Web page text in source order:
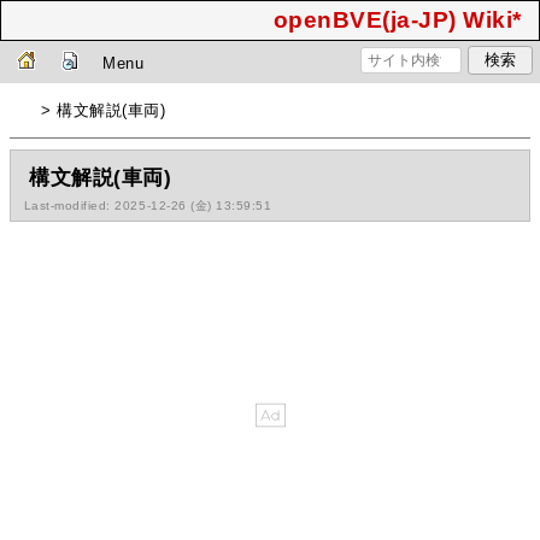
openBVE(ja-JP) Wiki*
Menu
> 構文解説(車両)
構文解説(車両)
Last-modified: 2025-12-26 (金) 13:59:51